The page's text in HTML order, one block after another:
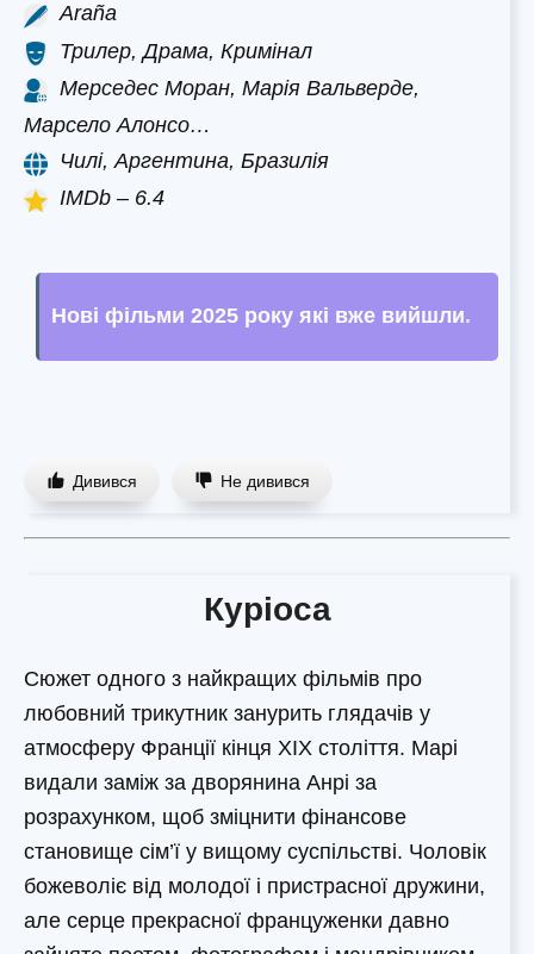
Araña
Трилер, Драма, Кримінал
Мерседес Моран, Марія Вальверде,
Марсело Алонсо…
Чилі, Аргентина, Бразилія
IMDb – 6.4
Нові фільми 2025 року які вже вийшли.
Дивився Не дивився
Куріоса
Сюжет одного з найкращих фільмів про
любовний трикутник занурить глядачів у
атмосферу Франції кінця XIX століття. Марі
видали заміж за дворянина Анрі за
розрахунком, щоб зміцнити фінансове
становище сім’ї у вищому суспільстві. Чоловік
божеволіє від молодої і пристрасної дружини,
але серце прекрасної француженки давно